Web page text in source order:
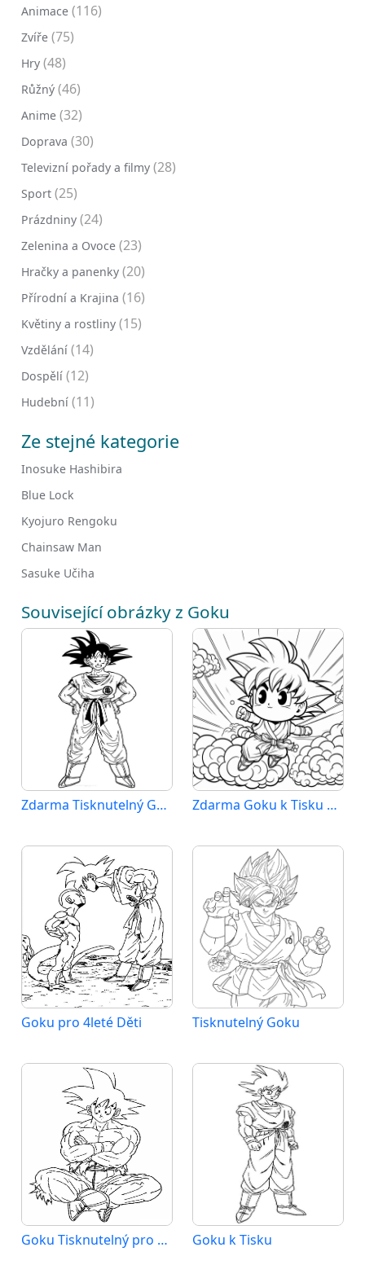
Animace (116)
Zvíře (75)
Hry (48)
Růžný (46)
Anime (32)
Doprava (30)
Televizní pořady a filmy (28)
Sport (25)
Prázdniny (24)
Zelenina a Ovoce (23)
Hračky a panenky (20)
Přírodní a Krajina (16)
Květiny a rostliny (15)
Vzdělání (14)
Dospělí (12)
Hudební (11)
Ze stejné kategorie
Inosuke Hashibira
Blue Lock
Kyojuro Rengoku
Chainsaw Man
Sasuke Učiha
Související obrázky z Goku
Zdarma Tisknutelný Goku Zdarma Goku k Tisku pro Děti
Goku pro 4leté Děti Tisknutelný Goku
Goku Tisknutelný pro Děti Goku k Tisku